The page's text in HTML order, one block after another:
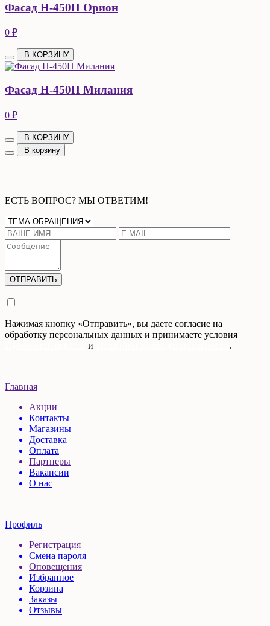
Фасад Н-450П Орион
0 ₽
В КОРЗИНУ
Фасад Н-450П Милания
0 ₽
В КОРЗИНУ
В корзину
ЕСТЬ ВОПРОС? МЫ ОТВЕТИМ!
Нажимая кнопку «Отправить», вы даете согласие на
обработку персональных данных и принимаете условия
и .
Главная
Акции
Контакты
Магазины
Доставка
Оплата
Партнеры
Вакансии
О нас
Профиль
Регистрация
Смена пароля
Оповещения
Избранное
Корзина
Заказы
Отзывы